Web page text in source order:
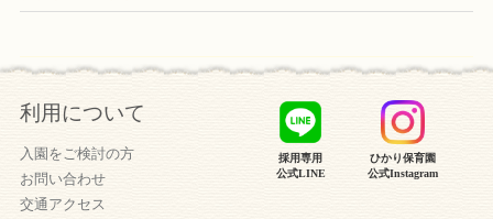
採用専用
公式LINE
ひかり保育園
公式Instagram
利用について
入園をご検討の方
お問い合わせ
交通アクセス